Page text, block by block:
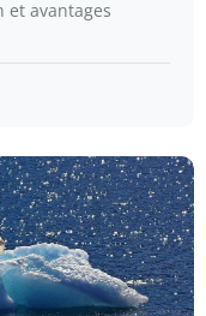
et avantages